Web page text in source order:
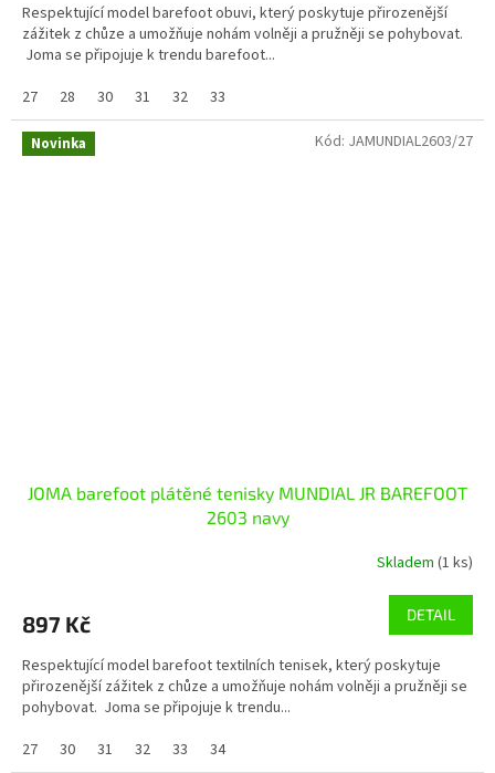
Respektující model barefoot obuvi, který poskytuje přirozenější
zážitek z chůze a umožňuje nohám volněji a pružněji se pohybovat.
Joma se připojuje k trendu barefoot...
27
28 30 31 32 33
Novinka
JOMA barefoot plátěné tenisky MUNDIAL JR BAREFOOT
2603 navy
Skladem (1 ks)
897 Kč DETAIL
Respektující model barefoot textilních tenisek, který poskytuje
přirozenější zážitek z chůze a umožňuje nohám volněji a pružněji se
pohybovat. Joma se připojuje k trendu...
27
30 31 32 33 34
Kód: JAMUNDIAL2603/27